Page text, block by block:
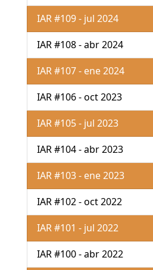
IAR #109 - jul 2024
IAR #108 - abr 2024
IAR #107 - ene 2024
IAR #106 - oct 2023
IAR #105 - jul 2023
IAR #104 - abr 2023
IAR #103 - ene 2023
IAR #102 - oct 2022
IAR #101 - jul 2022
IAR #100 - abr 2022